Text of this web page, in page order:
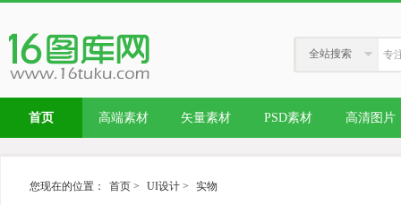
全站搜索
首页 高端素材 矢量素材 PSD素材 高清图片
您现在的位置： 首页 > UI设计 > 实物